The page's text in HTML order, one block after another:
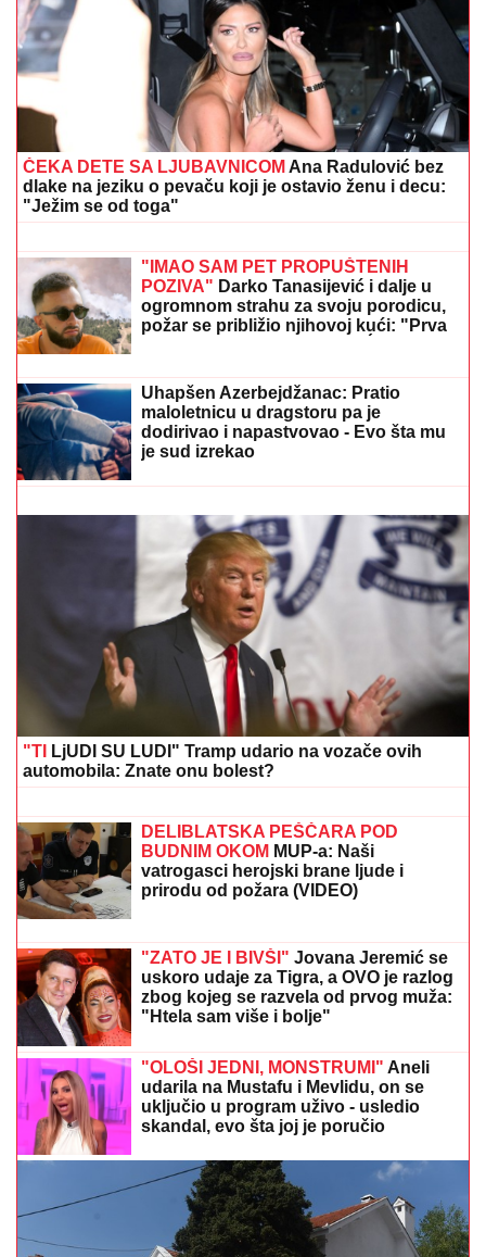
NOVE CENE NA PIJACAMA ŠIROM SRBIJE: Paradajz
i breskve jeftinije, šaran i krmenadla skuplji
NAJLEPŠA SRPSKA VODITELJKA
POKAZALA LICE BEZ TRUNKE
ŠMINKEMarija Kilibarda zumira svaki
detalj, neće da ulepšava stvarnost:
"Tretman mi je preko potreban"
NEOČEKIVANO UKLJUČENJE
MUSTAFE DURDŽIĆA!Pred svima
progovorio o VIDEO-POZIVU sa
Majom Marinković u večernjim satima:
"MEVLIDA JE LJUTA"
ČEKA DETE SA LJUBAVNICOMAna Radulović bez
dlake na jeziku o pevaču koji je ostavio ženu i decu:
"Ježim se od toga"
"OVO JE UBISTVO U AFEKTU,
REKONSTRUKCIJA ĆE OTKRITI KOJI
JE UDARAC BIO FATALAN!"
Stručnjaci o zločinu na Novom
Beogradu: Da li je tragedija mogla biti
sprečena?
"IMAO SAM PET PROPUŠTENIH
POZIVA" Darko Tanasijević i dalje u
požar se približio njihovoj kući: "Prva
reč koju sam čuo - IZGOREĆEMO"
"DOLAZILA JE KOD NJEGA"Aneli Ahmić DOBILA
PREPISKE Filipa Đukića i bivše cimerke, mislili da
niko neće saznati: "SVE DOĐE DO MENE!"
Uhapšen Azerbejdžanac: Pratio
maloletnicu u dragstoru pa je
dodirivao i napastvovao - Evo šta mu
je sud izrekao